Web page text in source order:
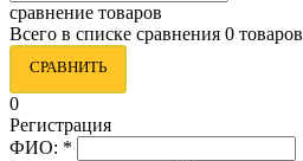
сравнение товаров
Всего в списке сравнения 0 товаров
СРАВНИТЬ
0
Регистрация
ФИО: *